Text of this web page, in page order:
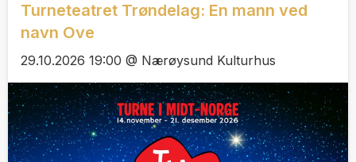
Turneteatret Trøndelag: En mann ved
navn Ove
29.10.2026 19:00 @ Nærøysund Kulturhus